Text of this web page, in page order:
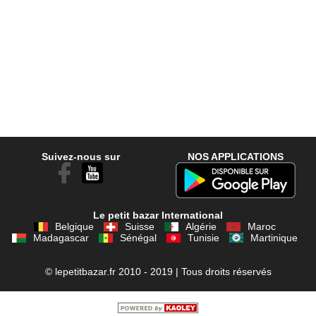
Suivez-nous sur NOS APPLICATIONS
Le petit bazar International
Belgique
Suisse Algérie
Maroc
Madagascar
Sénégal Tunisie Martinique
© lepetitbazar.fr 2010 - 2019 | Tous droits réservés